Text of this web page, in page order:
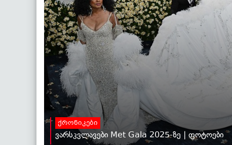
ქრონიკები
ვარსკვლავები Met Gala 2025-ზე | ფოტოები